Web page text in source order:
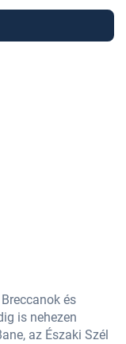
és
is nehezen
az Északi Szél